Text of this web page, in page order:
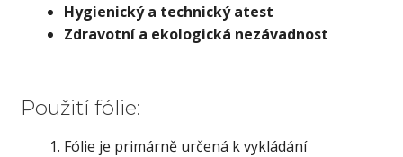
Hygienický a technický atest
Zdravotní a ekologická nezávadnost
Použití fólie:
Fólie je primárně určená k vykládání